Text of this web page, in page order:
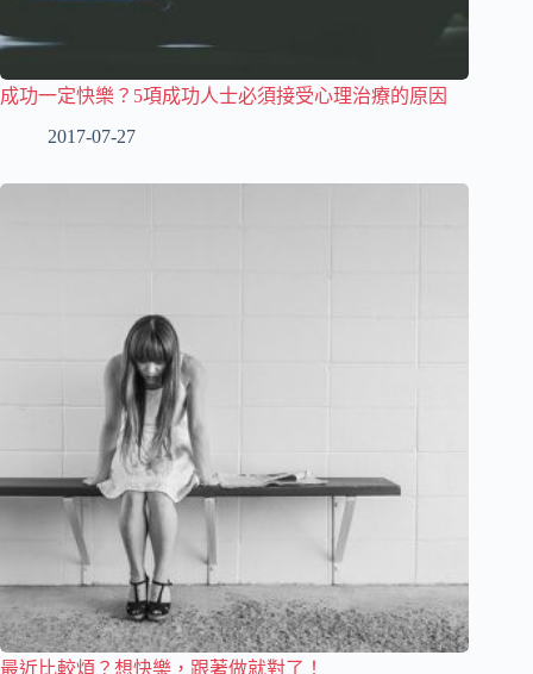
成功一定快樂？5項成功人士必須接受心理治療的原因
2017-07-27
最近比較煩？想快樂，跟著做就對了！